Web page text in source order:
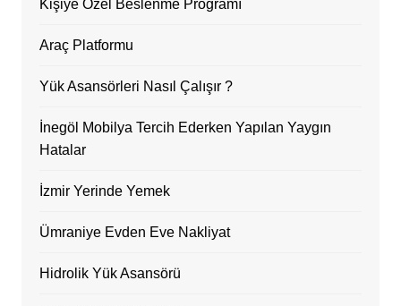
Kişiye Özel Beslenme Programı
Araç Platformu
Yük Asansörleri Nasıl Çalışır ?
İnegöl Mobilya Tercih Ederken Yapılan Yaygın
Hatalar
İzmir Yerinde Yemek
Ümraniye Evden Eve Nakliyat
Hidrolik Yük Asansörü